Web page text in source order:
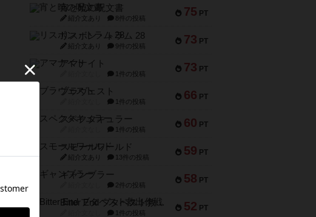
75 PT
宵と暁の呪文書
紹介文あり 8件の投稿
73 PT
リスボン・トラム 28
紹介文あり 9件の投稿
73 PT
アマナイト
1件の投稿
66 PT
ブラヴェスト
1件の投稿
60 PT
スペクタキュラー
1件の投稿
59 PT
スモールワールド
紹介文あり 13件の投稿
58 PT
ギャンブラー
2件の投稿
52 PT
Bitter End ブタペスト救出作戦
1件の投稿